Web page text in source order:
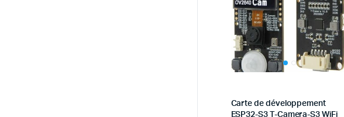
Carte de développement
ESP32-S3 T-Camera-S3 WiFi